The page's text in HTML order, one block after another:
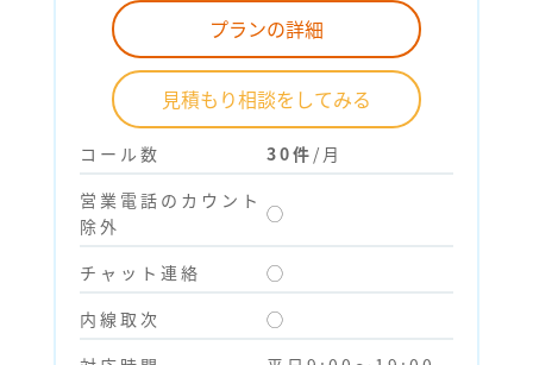
プランの詳細
見積もり相談をしてみる
コール数 30件 /月
営業電話のカウント
除外
◯
チャット連絡
◯
内線取次
◯